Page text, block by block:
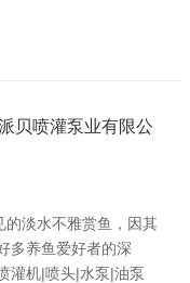
贝喷灌泵业有限公
的淡水不雅赏鱼，因其
多养鱼爱好者的深
灌机|喷头|水泵|油泵